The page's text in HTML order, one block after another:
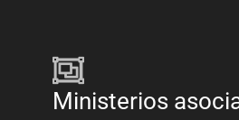
Ministerios